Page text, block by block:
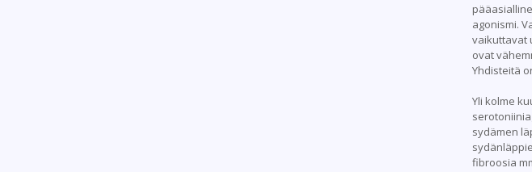
agonismi.
vaikuttavat
ovat
Yhdisteitä
Yli kolme
sydämen
fibroosia